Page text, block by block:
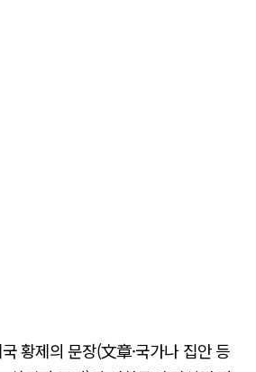
황제의 문장(文章·국가나 집안 등